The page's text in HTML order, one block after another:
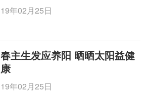
19年02月25日
春主生发应养阳 晒晒太阳益健
康
19年02月25日